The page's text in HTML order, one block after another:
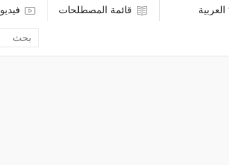
قائمة المصطلحات فيديو
search
term